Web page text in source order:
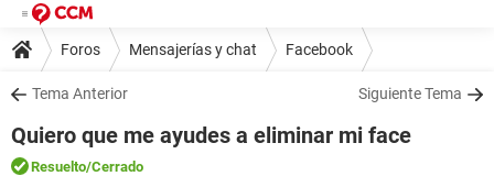
Foros Mensajerías y chat Facebook
Tema Anterior Siguiente Tema
Quiero que me ayudes a eliminar mi face
Resuelto/Cerrado